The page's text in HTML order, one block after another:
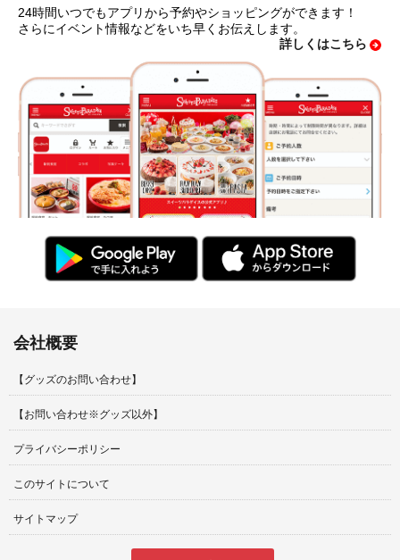
24時間いつでもアプリから予約やショッピングができます！
さらにイベント情報などをいち早くお伝えします。
詳しくはこちら
会社概要
【グッズのお問い合わせ】
【お問い合わせ※グッズ以外】
プライバシーポリシー
このサイトについて
サイトマップ